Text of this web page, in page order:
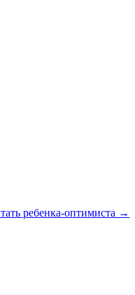
ребенка-оптимиста →